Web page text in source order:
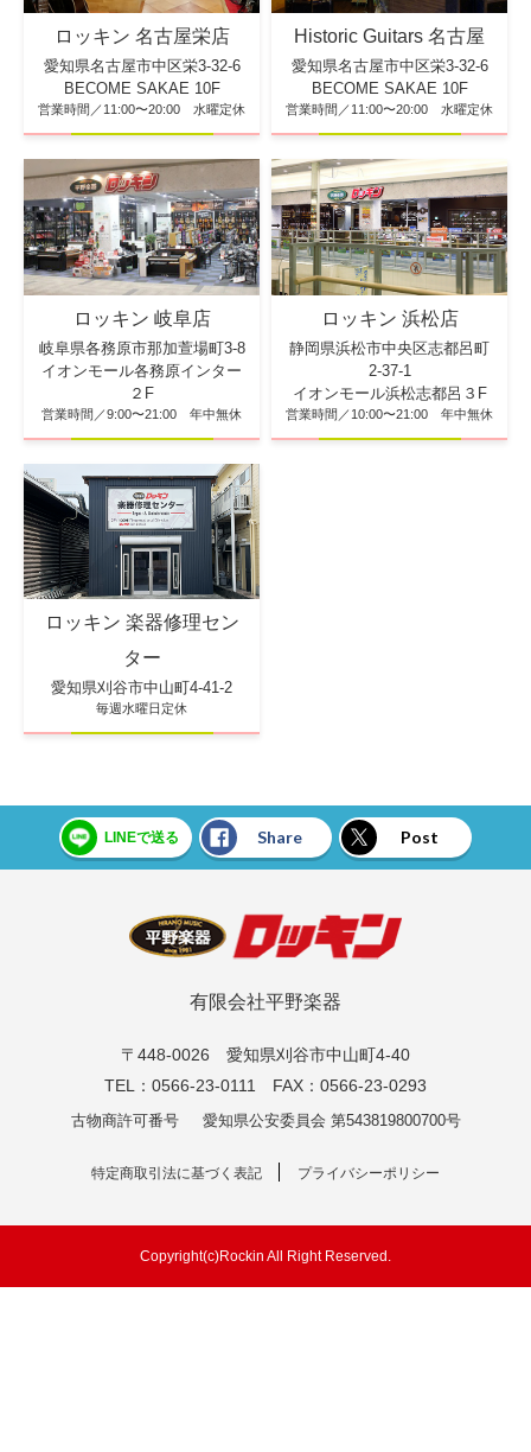
ロッキン 名古屋栄店
愛知県名古屋市中区栄3-32-6
BECOME SAKAE 10F
営業時間／11:00〜20:00 水曜定休
Historic Guitars 名古屋
愛知県名古屋市中区栄3-32-6
BECOME SAKAE 10F
営業時間／11:00〜20:00 水曜定休
ロッキン 岐阜店
岐阜県各務原市那加萱場町3-8
イオンモール各務原インター
２F
営業時間／9:00〜21:00 年中無休
ロッキン 浜松店
静岡県浜松市中央区志都呂町
2-37-1
イオンモール浜松志都呂３F
営業時間／10:00〜21:00 年中無休
ロッキン 楽器修理セン
ター
愛知県刈谷市中山町4-41-2
毎週水曜日定休
LINEで送る Share Post
有限会社平野楽器
〒448-0026 愛知県刈谷市中山町4-40
TEL：0566-23-0111 FAX：0566-23-0293
古物商許可番号 愛知県公安委員会 第543819800700号
特定商取引法に基づく表記 プライバシーポリシー
Copyright(c)Rockin All Right Reserved.